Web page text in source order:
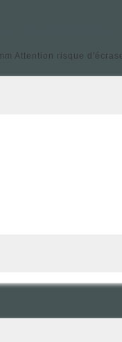
Attention risque